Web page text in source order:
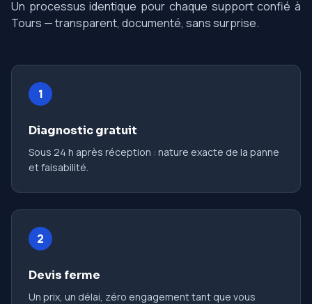
Un processus identique pour chaque support confié à
Tours — transparent, documenté, sans surprise.
1
Diagnostic gratuit
Sous 24 h après réception : nature exacte de la panne
et faisabilité.
2
Devis ferme
Un prix, un délai, zéro engagement tant que vous